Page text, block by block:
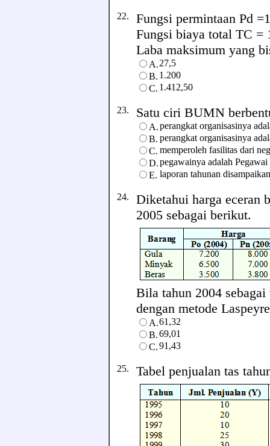
22. Fungsi permintaan Pd
Fungsi biaya total TC =
Laba maksimum yang
A.27,5
B. 1.200
C. 1.412,50
23. Satu ciri BUMN
A.perangkat organisasinya
B. perangkat organisasinya
C. memperoleh fasilitas dari
D.pegawainya adalah
E. laporan tahunan
24. Diketahui harga eceran
2005 sebagai berikut.
Bila tahun 2004 sebagai
dengan metode
A.61,32
B.69,01
C.91,43
25. Tabel penjualan tas